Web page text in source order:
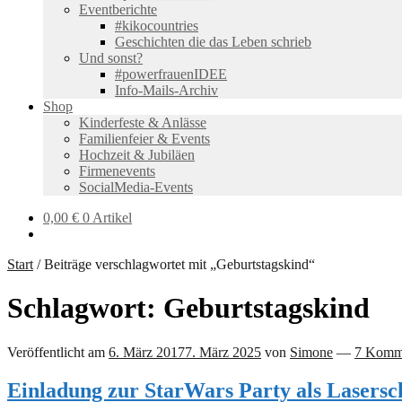
Eventberichte
#kikocountries
Geschichten die das Leben schrieb
Und sonst?
#powerfrauenIDEE
Info-Mails-Archiv
Shop
Kinderfeste & Anlässe
Familienfeier & Events
Hochzeit & Jubiläen
Firmenevents
SocialMedia-Events
0,00 € 0 Artikel
Start /Beiträge verschlagwortet mit „Geburtstagskind“
Schlagwort: Geburtstagskind
Veröffentlicht am 6. März 20177. März 2025 von Simone — 7
Einladung zur StarWars Party als